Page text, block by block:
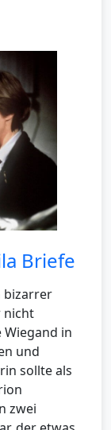
Briefe
bizarrer
nicht
in
und
sollte als
zwei